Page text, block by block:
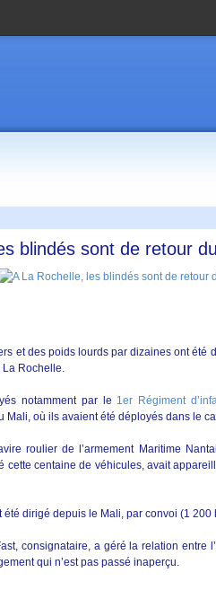
blindés sont de retour
et des poids lourds par dizaines ont été
La Rochelle.
notamment par le 1er Régiment
Mali, où ils avaient été déployés dans le
roulier de l’armement Maritime
cette centaine de véhicules, avait
été dirigé depuis le Mali, par convoi (1
consignataire, a géré la relation entre
qui n’est pas passé inaperçu.